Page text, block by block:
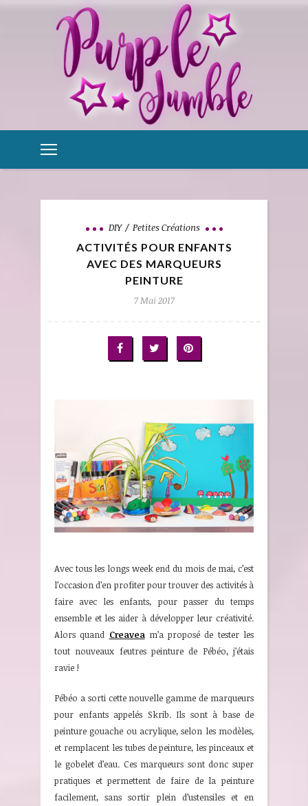
DIY Petites Créations
ACTIVITÉS POUR ENFANTS
AVEC DES MARQUEURS
PEINTURE
7 Mai 2017
Avec tous les longs week end du mois de mai, c’est
l’occasion d’en profiter pour trouver des activités à
faire avec les enfants, pour passer du temps
ensemble et les aider à développer leur créativité.
Alors quand Creaveam’a proposé de tester les
tout nouveaux feutres peinture de Pébéo, j’étais
ravie !
Pébéo a sorti cette nouvelle gamme de marqueurs
pour enfants appelés Skrib. Ils sont à base de
peinture gouache ou acrylique, selon les modèles,
et remplacent les tubes de peinture, les pinceaux et
le gobelet d’eau. Ces marqueurs sont donc super
pratiques et permettent de faire de la peinture
facilement, sans sortir plein d’ustensiles et en